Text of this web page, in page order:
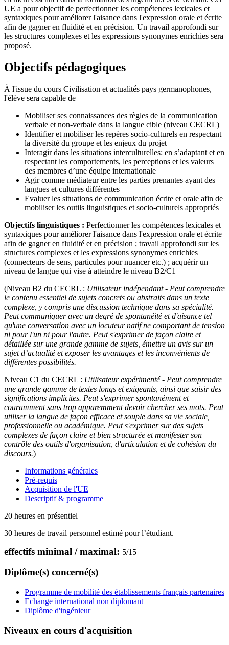
UE a pour objectif de perfectionner les compétences lexicales et
syntaxiques pour améliorer l'aisance dans l'expression orale et écrite
afin de gagner en fluidité et en précision. Un travail approfondi sur
les structures complexes et les expressions synonymes enrichies sera
proposé.
Objectifs pédagogiques
À l'issue du cours Civilisation et actualités pays germanophones,
l'élève sera capable de
Mobiliser ses connaissances des règles de la communication
verbale et non-verbale dans la langue cible (niveau CECRL)
Identifier et mobiliser les repères socio-culturels en respectant
la diversité du groupe et les enjeux du projet
Interagir dans les situations interculturelles: en s’adaptant et en
respectant les comportements, les perceptions et les valeurs
des membres d’une équipe internationale
Agir comme médiateur entre les parties prenantes ayant des
langues et cultures différentes
Evaluer les situations de communication écrite et orale afin de
mobiliser les outils linguistiques et socio-culturels appropriés
Objectifs linguistiques : Perfectionner les compétences lexicales et
syntaxiques pour améliorer l'aisance dans l'expression orale et écrite
afin de gagner en fluidité et en précision ; travail approfondi sur les
structures complexes et les expressions synonymes enrichies
(connecteurs de sens, particules pour nuancer etc.) ; acquérir un
niveau de langue qui vise à atteindre le niveau B2/C1
(Niveau B2 du CECRL : Utilisateur indépendant - Peut comprendre
le contenu essentiel de sujets concrets ou abstraits dans un texte
complexe, y compris une discussion technique dans sa spécialité.
Peut communiquer avec un degré de spontanéité et d'aisance tel
qu'une conversation avec un locuteur natif ne comportant de tension
ni pour l'un ni pour l'autre. Peut s'exprimer de façon claire et
détaillée sur une grande gamme de sujets, émettre un avis sur un
sujet d’actualité et exposer les avantages et les inconvénients de
différentes possibilités.
Niveau C1 du CECRL : Utilisateur expérimenté - Peut comprendre
une grande gamme de textes longs et exigeants, ainsi que saisir des
significations implicites. Peut s'exprimer spontanément et
couramment sans trop apparemment devoir chercher ses mots. Peut
utiliser la langue de façon efficace et souple dans sa vie sociale,
professionnelle ou académique. Peut s'exprimer sur des sujets
complexes de façon claire et bien structurée et manifester son
contrôle des outils d'organisation, d'articulation et de cohésion du
discours.)
Informations générales
Pré-requis
Acquisition de l'UE
Descriptif & programme
20 heures en présentiel
30 heures de travail personnel estimé pour l’étudiant.
effectifs minimal / maximal: 5/15
Diplôme(s) concerné(s)
Programme de mobilité des établissements français partenaires
Echange international non diplomant
Diplôme d'ingénieur
Niveaux en cours d'acquisition